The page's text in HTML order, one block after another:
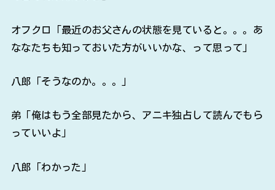
オフクロ「最近のお父さんの状態を見ていると。。。あ
ななたちも知っておいた方がいいかな、って思って」
八郎「そうなのか。。。」
弟「俺はもう全部見たから、アニキ独占して読んでもら
っていいよ」
八郎「わかった」